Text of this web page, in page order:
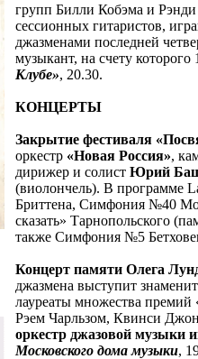
групп Билли Кобэма и
сессионных гитаристов,
джазменами последней
музыкант, на счету
Клубе», 20.30.
КОНЦЕРТЫ
Закрытие фестиваля
оркестр «Новая Россия»,
дирижер и солист Юрий
(виолончель). В программе
Бриттена, Симфония №40
сказать» Тарнопольского
также Симфония №5
Концерт памяти Олега
джазмена выступит
лауреаты множества
Рэем Чарльзом, Квинси
оркестр джазовой музыки
Московского дома музыки,